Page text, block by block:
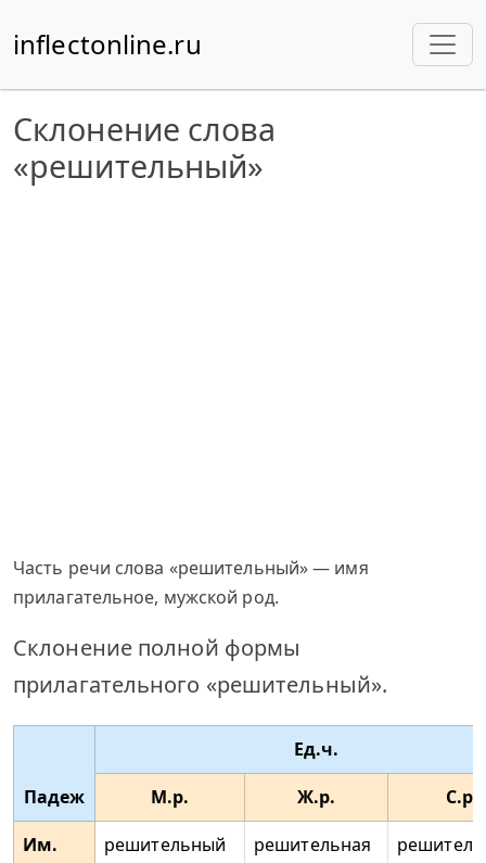
inflectonline.ru
Склонение слова
«решительный»
Часть речи слова «решительный» — имя
прилагательное, мужской род.
Склонение полной формы
прилагательного «решительный».
Падеж
Ед.ч.
М.р.
Ж.р.
С.р.
Им.
решительный решительная